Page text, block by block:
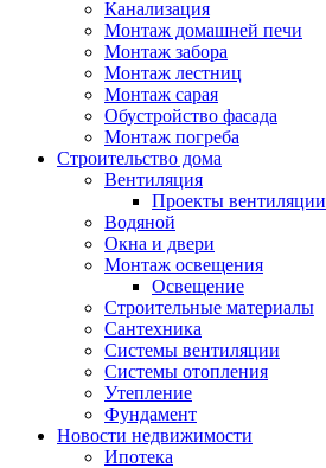
Канализация
Монтаж домашней печи
Монтаж забора
Монтаж лестниц
Монтаж сарая
Обустройство фасада
Монтаж погреба
Строительство дома
Вентиляция
Проекты вентиляции
Водяной
Окна и двери
Монтаж освещения
Освещение
Строительные материалы
Сантехника
Системы вентиляции
Системы отопления
Утепление
Фундамент
Новости недвижимости
Ипотека